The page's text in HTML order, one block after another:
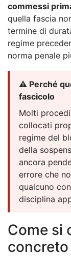
commessi
quella fascia
termine di
regime
norma penale
⚠️ Perché
fascicolo
Molti
collocati
regime del
della
ancora
errore che
qualcuno
disciplina
Come si
concreto